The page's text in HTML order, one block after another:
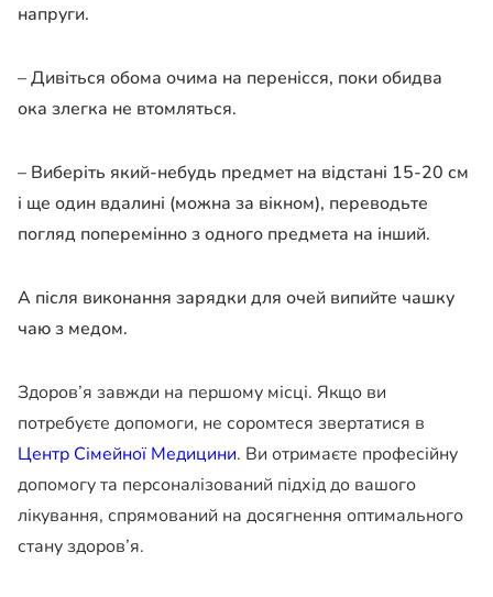
напруги.
– Дивіться обома очима на перенісся, поки обидва
ока злегка не втомляться.
– Виберіть який-небудь предмет на відстані 15-20 см
і ще один вдалині (можна за вікном), переводьте
погляд поперемінно з одного предмета на інший.
А після виконання зарядки для очей випийте чашку
чаю з медом.
Здоров’я завжди на першому місці. Якщо ви
потребуєте допомоги, не соромтеся звертатися в
Центр Сімейної Медицини. Ви отримаєте професійну
допомогу та персоналізований підхід до вашого
лікування, спрямований на досягнення оптимального
стану здоров’я.